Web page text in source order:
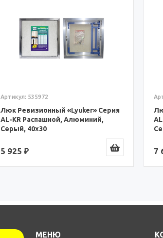
Артикул: 535972
Люк Ревизионный «Lyuker» Серия
AL-KR Распашной, Алюминий,
Серый, 40x30
5 925 ₽ 7
МЕНЮ